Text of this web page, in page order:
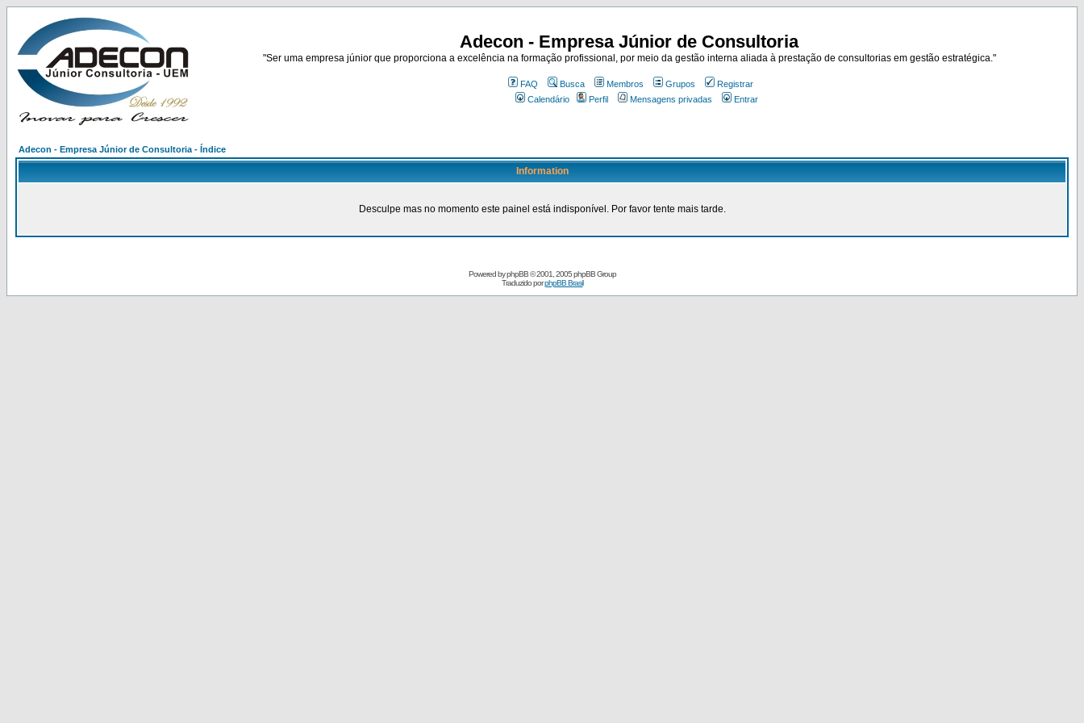
Adecon - Empresa Júnior de Consultoria
"Ser uma empresa júnior que proporciona a excelência na formação profissional, por meio da gestão interna aliada à prestação de consultorias em gestão estratégica."
FAQ Busca Membros Grupos
Registrar
Calendário
Perfil Mensagens privadas Entrar
Adecon - Empresa Júnior de Consultoria - Índice
Information
Desculpe mas no momento este painel está indisponível. Por favor tente mais tarde.
Powered byphpBB© 2001, 2005 phpBB Group
Traduzido porphpBB Brasil